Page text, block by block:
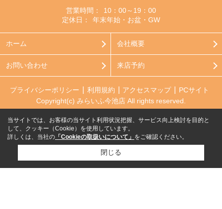
営業時間：
10：00～19：00
定休日：
年末年始・お盆・GW
ホーム 会社概要
お問い合わせ 来店予約
プライバシーポリシー 利用規約 アクセスマップ
PCサイト
Copyright(c) みらいふ今池店 All rights reserved.
当サイトでは、お客様の当サイト利用状況把握、サービス向上検討を目的と
して、クッキー（Cookie）を使用しています。
詳しくは、当社の 「Cookieの取扱いについて」 をご確認ください。
閉じる